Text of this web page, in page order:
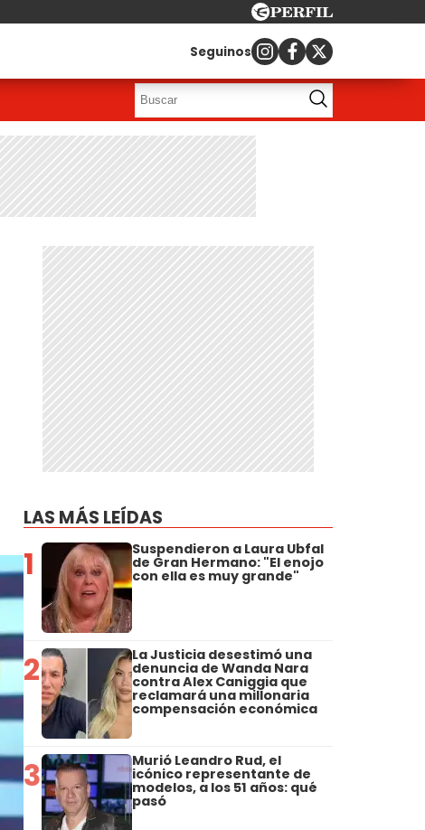
Seguinos
LAS MÁS LEÍDAS
1 Suspendieron a Laura Ubfal
de Gran Hermano: "El enojo
con ella es muy grande"
2 La Justicia desestimó una
denuncia de Wanda Nara
contra Alex Caniggia que
reclamará una millonaria
compensación económica
3 Murió Leandro Rud, el
icónico representante de
modelos, a los 51 años: qué
pasó